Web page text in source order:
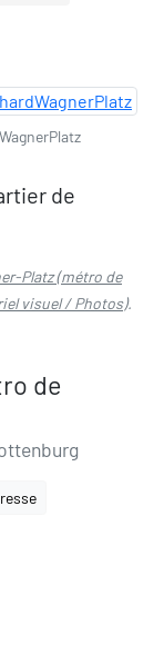
de
Platz (métro de
visuel / Photos).
de